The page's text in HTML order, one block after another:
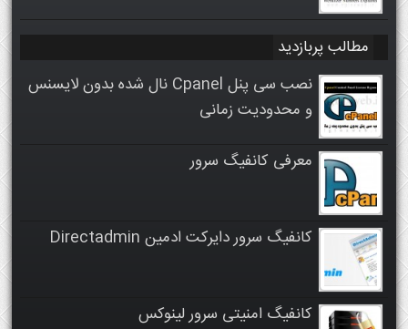
مطالب پربازدید
نصب سی پنل Cpanel نال شده بدون لایسنس
و محدودیت زمانی
معرفی کانفیگ سرور
کانفیگ سرور دایرکت ادمین Directadmin
کانفیگ امنیتی سرور لینوکس